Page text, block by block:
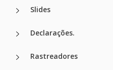
Slides
Declarações.
Rastreadores